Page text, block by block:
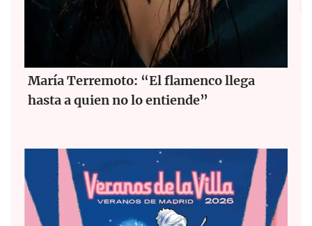
María Terremoto: “El flamenco llega
hasta a quien no lo entiende”